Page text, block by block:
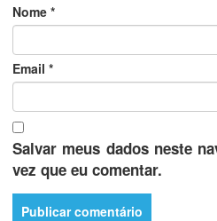
Nome *
Email *
Salvar meus dados neste
vez que eu comentar.